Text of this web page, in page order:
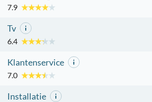
7.9
Tv
6.4
Klantenservice
7.0
Installatie